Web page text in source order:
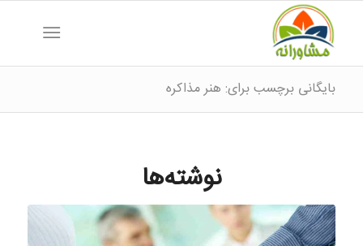
بایگانی برچسب برای: هنر مذاکره
نوشته‌ها